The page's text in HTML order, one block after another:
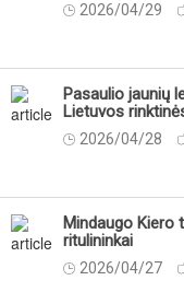
2026/04/29
Pasaulio jaunių
Lietuvos
2026/04/28
Mindaugo Kiero
ritulininkai
2026/04/27